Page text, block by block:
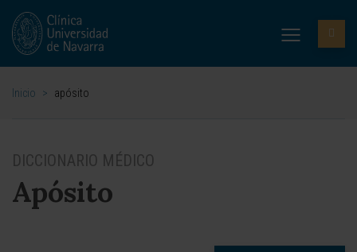
Inicio > apósito
DICCIONARIO MÉDICO
Apósito